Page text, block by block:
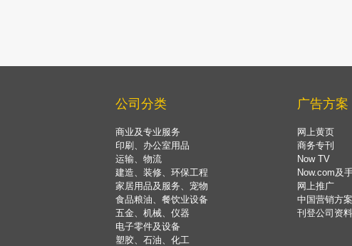
公司分类
商业及专业服务
印刷、办公室用品
运输、物流
建造、装修、环保工程
家居用品及服务、宠物
食品粮油、餐饮业设备
五金、机械、仪器
电子零件及设备
塑胶、石油、化工
广告方案
网上黄页
商务专刊
Now TV
Now.com及
网上推广
中国营销方案
刊登公司资料